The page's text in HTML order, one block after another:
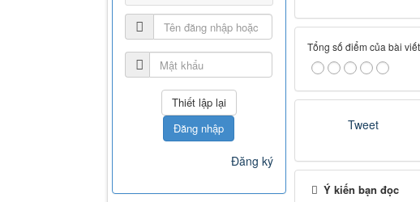
Tổng số điểm của bài
Tweet
Ý kiến bạn đọc
Đăng nhập
Đăng ký